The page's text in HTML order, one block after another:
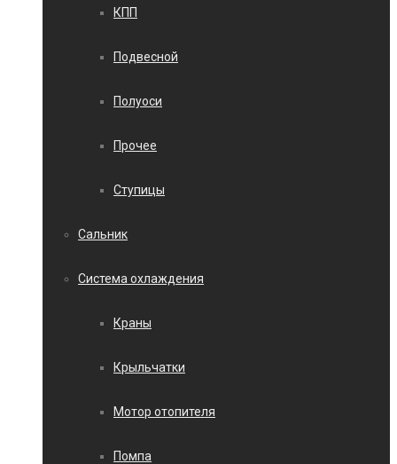
КПП
Подвесной
Полуоси
Прочее
Ступицы
Сальник
Система охлаждения
Краны
Крыльчатки
Мотор отопителя
Помпа